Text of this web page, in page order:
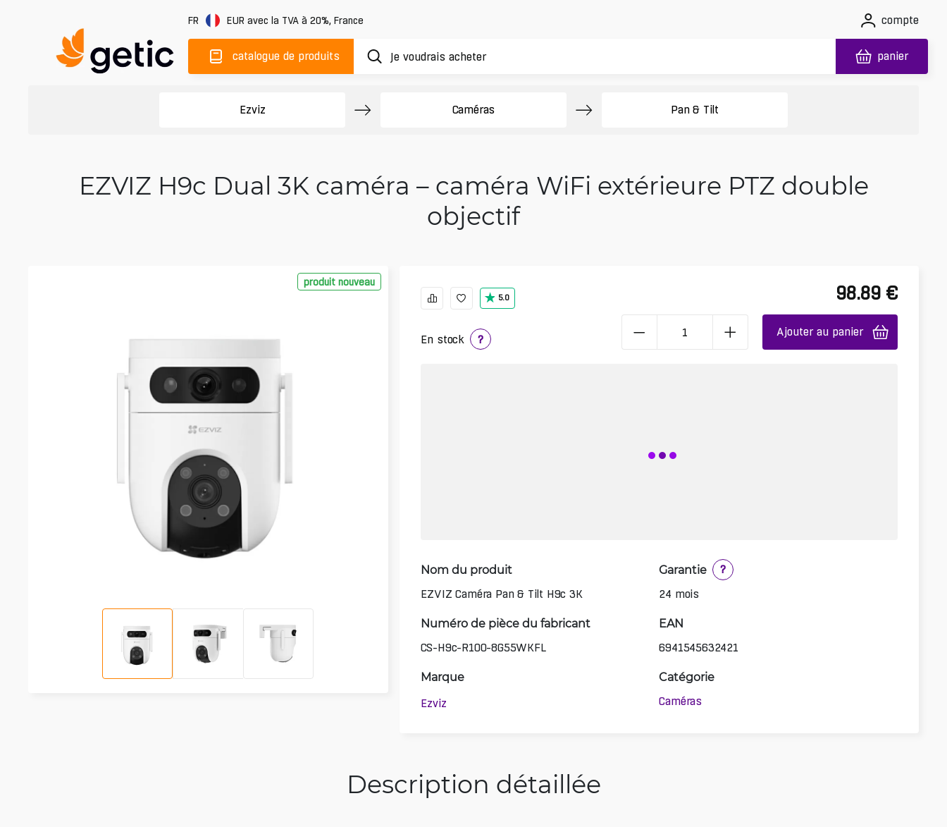
FR EUR avec la TVA à 20%, France compte
catalogue de produits panier
Ezviz Caméras Pan & Tilt
EZVIZ H9c Dual 3K caméra – caméra WiFi extérieure PTZ double
objectif
produit nouveau
5.0
En stock ?
98.89 €
Ajouter au panier
Nom du produit
EZVIZ Caméra Pan & Tilt H9c 3K
Garantie
?
24 mois
Numéro de pièce du fabricant
CS-H9c-R100-8G55WKFL
EAN
6941545632421
Marque
Ezviz
Catégorie
Caméras
Description détaillée